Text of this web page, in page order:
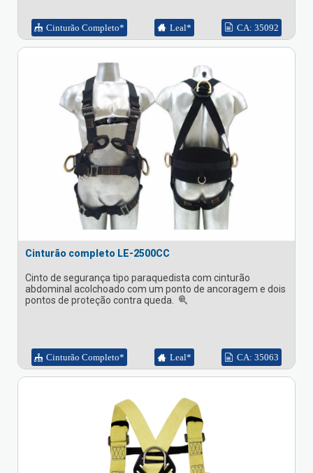
Cinturão Completo* Leal* CA: 35092
Cinturão completo LE-2500CC
Cinto de segurança tipo paraquedista com cinturão
abdominal acolchoado com um ponto de ancoragem e dois
pontos de proteção contra queda.
Cinturão Completo* Leal* CA: 35063